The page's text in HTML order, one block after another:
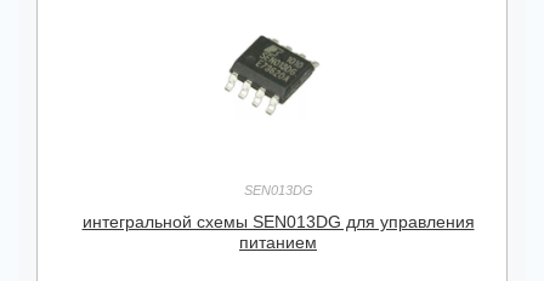
SEN013DG
интегральной схемы SEN013DG для управления
питанием